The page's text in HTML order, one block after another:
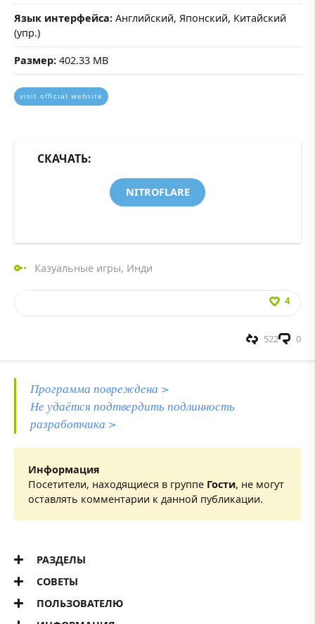
Язык интерфейса: Английский, Японский, Китайский
(упр.)
Размер: 402.33 MB
visit official website
СКАЧАТЬ:
NITROFLARE
Казуальные игры, Инди
4
0
522
Программа повреждена >
Не удаётся подтвердить подлинность
разработчика >
Информация
Посетители, находящиеся в группе Гости, не могут
оставлять комментарии к данной публикации.
РАЗДЕЛЫ
СОВЕТЫ
ПОЛЬЗОВАТЕЛЮ